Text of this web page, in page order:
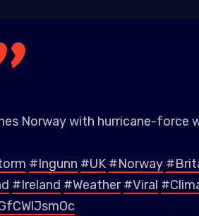
Norway with hurricane-force
#Ingunn #UK #Norway
#Ireland #Weather #Viral